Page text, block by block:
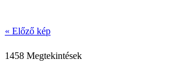
« Előző kép
1458 Megtekintések